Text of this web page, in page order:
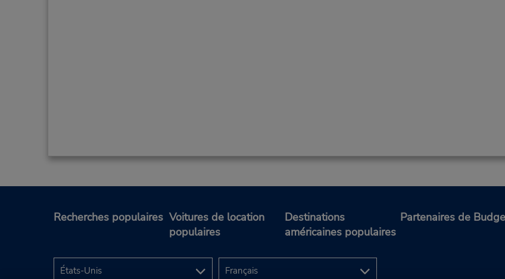
Recherches populaires Voitures de location
populaires
Destinations
américaines populaires
Partenaires de